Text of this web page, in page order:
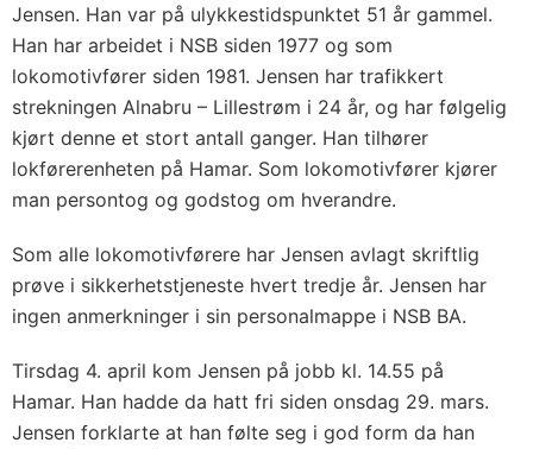
Jensen. Han var på ulykkestidspunktet 51 år gammel.
Han har arbeidet i NSB siden 1977 og som
lokomotivfører siden 1981. Jensen har trafikkert
strekningen Alnabru – Lillestrøm i 24 år, og har følgelig
kjørt denne et stort antall ganger. Han tilhører
lokførerenheten på Hamar. Som lokomotivfører kjører
man persontog og godstog om hverandre.
Som alle lokomotivførere har Jensen avlagt skriftlig
prøve i sikkerhetstjeneste hvert tredje år. Jensen har
ingen anmerkninger i sin personalmappe i NSB BA.
Tirsdag 4. april kom Jensen på jobb kl. 14.55 på
Hamar. Han hadde da hatt fri siden onsdag 29. mars.
Jensen forklarte at han følte seg i god form da han